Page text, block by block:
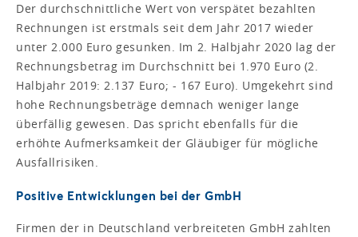
Der durchschnittliche Wert von verspätet bezahlten
Rechnungen ist erstmals seit dem Jahr 2017 wieder
unter 2.000 Euro gesunken. Im 2. Halbjahr 2020 lag der
Rechnungsbetrag im Durchschnitt bei 1.970 Euro (2.
Halbjahr 2019: 2.137 Euro; - 167 Euro). Umgekehrt sind
hohe Rechnungsbeträge demnach weniger lange
überfällig gewesen. Das spricht ebenfalls für die
erhöhte Aufmerksamkeit der Gläubiger für mögliche
Ausfallrisiken.
Positive Entwicklungen bei der GmbH
Firmen der in Deutschland verbreiteten GmbH zahlten